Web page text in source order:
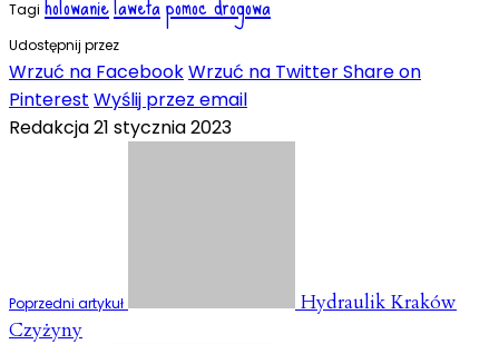
Tagi
Udostępnij przez
Wrzuć na FacebookWrzuć na TwitterShare on
Pinterest Wyślij przez email
Redakcja21 stycznia 2023
Poprzedni artykuł
Hydraulik Kraków
Czyżyny